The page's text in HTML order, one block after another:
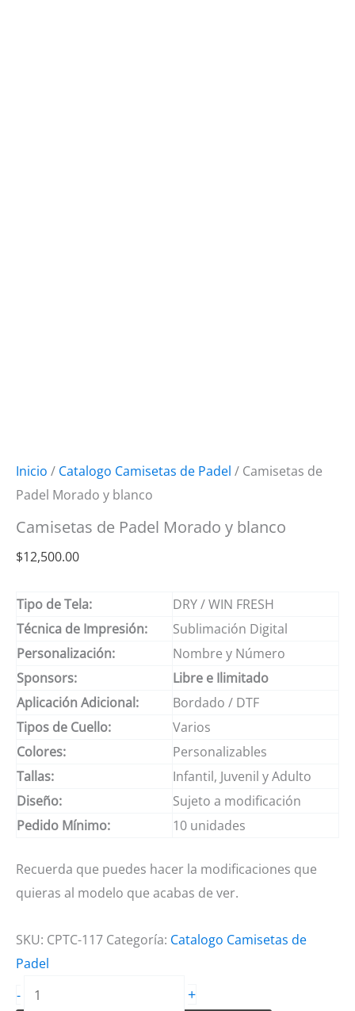
Inicio / Catalogo Camisetas de Padel / Camisetas de
Padel Morado y blanco
Camisetas de Padel Morado y blanco
$12,500.00
Tipo de Tela:
DRY / WIN FRESH
Técnica de Impresión:
Sublimación Digital
Personalización:
Nombre y Número
Sponsors:
Libre e Ilimitado
Aplicación Adicional:
Bordado / DTF
Tipos de Cuello:
Varios
Colores:
Personalizables
Tallas:
Infantil, Juvenil y Adulto
Diseño:
Sujeto a modificación
Pedido Mínimo:
10 unidades
Recuerda que puedes hacer la modificaciones que
quieras al modelo que acabas de ver.
SKU: CPTC-117 Categoría: Catalogo Camisetas de
Padel
-
Camisetas
+